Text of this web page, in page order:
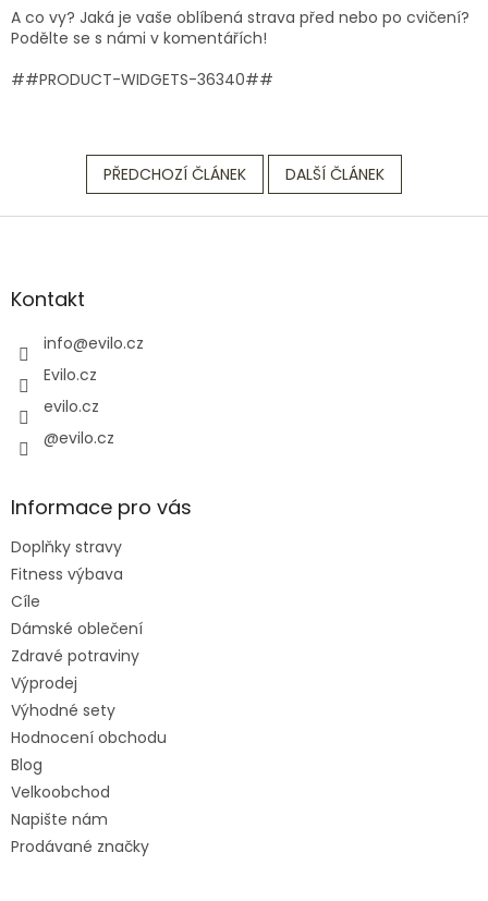
A co vy? Jaká je vaše oblíbená strava před nebo po cvičení?
Podělte se s námi v komentářích!
##PRODUCT-WIDGETS-36340##
PŘEDCHOZÍ ČLÁNEK DALŠÍ ČLÁNEK
Z
aKontakt
info@evilo.cz
Evilo.cz
evilo.cz
@evilo.cz
Informace pro vás
Doplňky stravy
Fitness výbava
Cíle
Dámské oblečení
Zdravé potraviny
Výprodej
Výhodné sety
Hodnocení obchodu
Blog
Velkoobchod
Napište nám
Prodávané značky